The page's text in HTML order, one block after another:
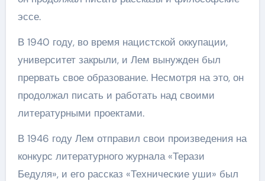
эссе.
В 1940 году, во время нацистской оккупации,
университет закрыли, и Лем вынужден был
прервать свое образование. Несмотря на это, он
продолжал писать и работать над своими
литературными проектами.
В 1946 году Лем отправил свои произведения на
конкурс литературного журнала «Терази
Бедуля», и его рассказ «Технические уши» был